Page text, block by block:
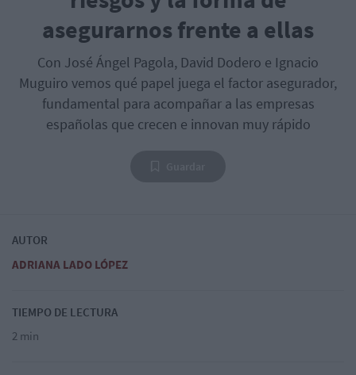
asegurarnos frente a ellas
Con José Ángel Pagola, David Dodero e Ignacio
Muguiro vemos qué papel juega el factor asegurador,
fundamental para acompañar a las empresas
españolas que crecen e innovan muy rápido
AUTOR
ADRIANA LADO LÓPEZ
TIEMPO DE LECTURA
2 min